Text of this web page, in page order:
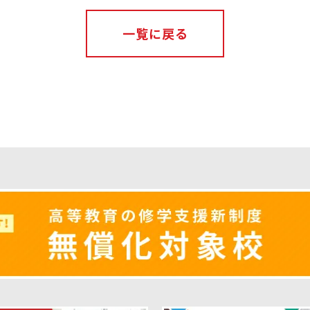
一覧に戻る